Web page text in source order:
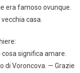
era famoso ovunque.
casa.
significa amare.
di Voroncova. — Grazie